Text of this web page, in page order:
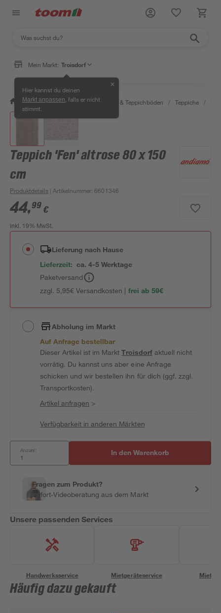
Mein Markt: Troisdorf
Hier kannst du deinen
Markt anpassen , falls er nicht
stimmt.
✕
/ Wohnen & Haushalt / Teppiche & Teppichböden / Teppiche /
Teppich 'Fen' altrose 80 x 150
cm
Produktdetails | Artikelnummer:6601346
44,99 €
inkl. 19% MwSt.
Lieferung nach Hause
Lieferzeit: ca. 4-5 Werktage
Paketversand
zzgl. 5,95€ Versandkosten | frei ab 59€
Abholung im Markt
Auf Anfrage bestellbar
Dieser Artikel ist im MarktTroisdorfaktuell nicht
vorrätig. Du kannst uns aber eine Anfrage
schicken und wir bestellen ihn für dich (ggf. zzgl.
Transportkosten).
Artikel anfragen >
Verfügbarkeit in anderen Märkten
Anzahl: In den Warenkorb
Fragen zum Produkt?
Sofort-Videoberatung aus dem Markt
Unsere passenden Services
Handwerksservice Mietgeräteservice
Häufig dazu gekauft